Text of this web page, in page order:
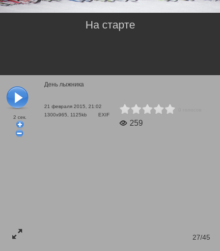
2 сек.
День лыжника
21 февраля 2015, 21:02
1300x965, 1125kb
EXIF
259
27/45
На старте